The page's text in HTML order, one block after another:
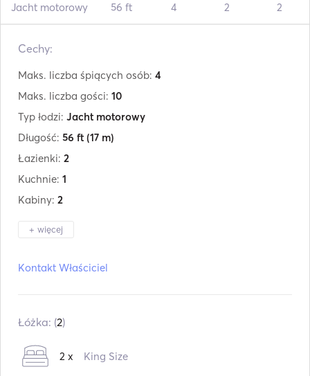
Jacht motorowy 56 ft 4 2 2
Cechy:
Maks. liczba śpiących osób: 4
Maks. liczba gości: 10
Typ łodzi: Jacht motorowy
Długość: 56 ft (17 m)
Łazienki: 2
Kuchnie: 1
Kabiny: 2
+ więcej
Remont w:
Typ paliwa:
Diesel
Kontakt Właściciel
Łóżka: (2)
2 x King Size